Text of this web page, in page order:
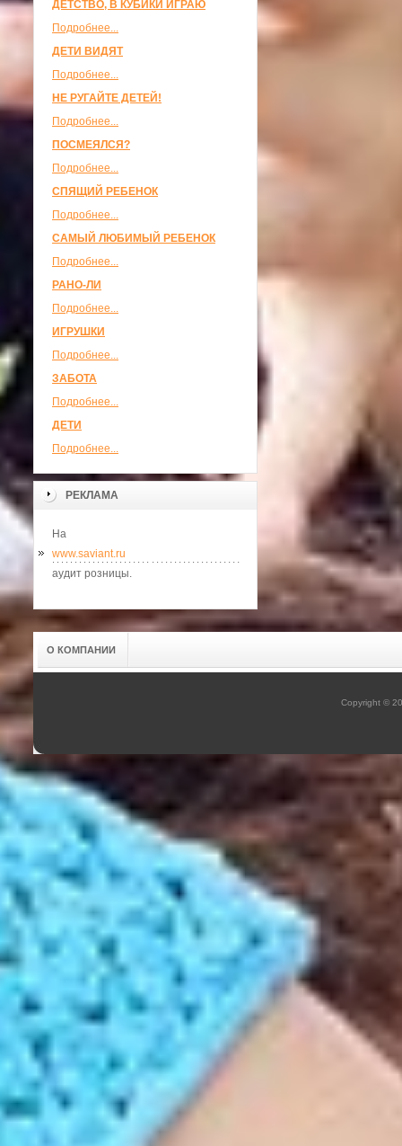
ДЕТСТВО, В КУБИКИ ИГРАЮ
Подробнее...
ДЕТИ ВИДЯТ
Подробнее...
НЕ РУГАЙТЕ ДЕТЕЙ!
Подробнее...
ПОСМЕЯЛСЯ?
Подробнее...
СПЯЩИЙ РЕБЕНОК
Подробнее...
САМЫЙ ЛЮБИМЫЙ РЕБЕНОК
Подробнее...
РАНО-ЛИ
Подробнее...
ИГРУШКИ
Подробнее...
ЗАБОТА
Подробнее...
ДЕТИ
Подробнее...
РЕКЛАМА
На
www.saviant.ru
аудит розницы.
О КОМПАНИИ
Copyright ©